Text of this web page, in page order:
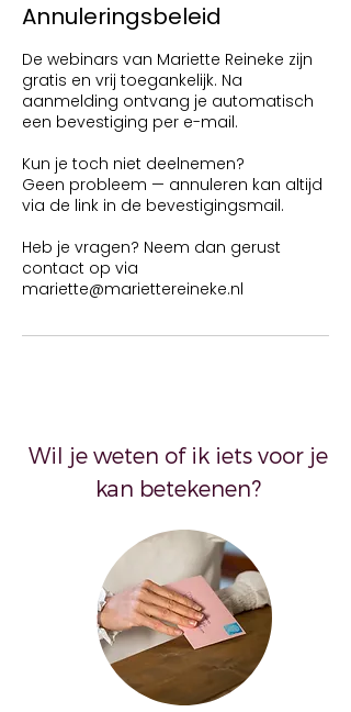
Annuleringsbeleid
De webinars van Mariette Reineke zijn
gratis en vrij toegankelijk. Na
aanmelding ontvang je automatisch
een bevestiging per e-mail.
Kun je toch niet deelnemen?
Geen probleem — annuleren kan altijd
via de link in de bevestigingsmail.
Heb je vragen? Neem dan gerust
contact op via
mariette@mariettereineke.nl
Wil je weten of ik iets voor je
kan betekenen?